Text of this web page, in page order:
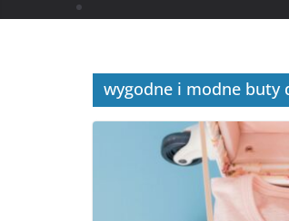
wygodne i modne buty